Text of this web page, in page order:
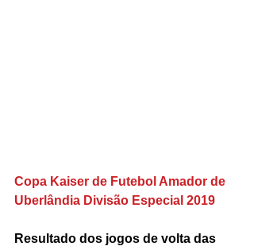
Copa Kaiser de Futebol Amador de
Uberlândia Divisão Especial 2019
Resultado dos jogos de volta das